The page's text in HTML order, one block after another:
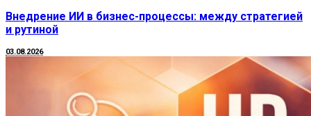
Внедрение ИИ в бизнес-процессы: между стратегией
и рутиной
03.08.2026